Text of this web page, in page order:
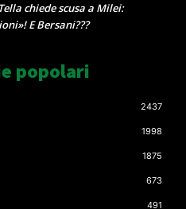
chiede scusa a Milei:
E Bersani???
popolari
2437
1998
1875
673
491